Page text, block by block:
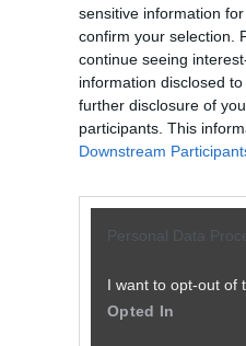
sensitive information
confirm your selection.
continue seeing
information disclosed
further disclosure of
participants. This
Downstream
Personal Data
I want to opt-out of
Opted In